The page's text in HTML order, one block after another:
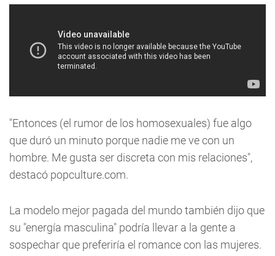
"Entonces (el rumor de los homosexuales) fue algo
que duró un minuto porque nadie me ve con un
hombre. Me gusta ser discreta con mis relaciones",
destacó popculture.com.
La modelo mejor pagada del mundo también dijo que
su "energía masculina" podría llevar a la gente a
sospechar que preferiría el romance con las mujeres.